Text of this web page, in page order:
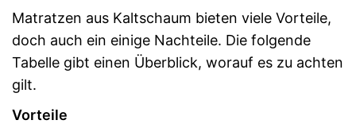
Matratzen aus Kaltschaum bieten viele Vorteile,
doch auch ein einige Nachteile. Die folgende
Tabelle gibt einen Überblick, worauf es zu achten
gilt.
Vorteile